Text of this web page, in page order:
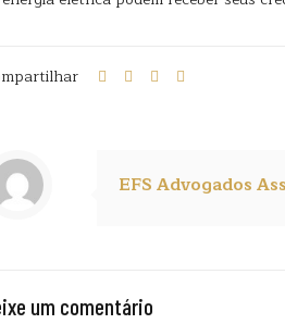
EFS Advogados
um comentário